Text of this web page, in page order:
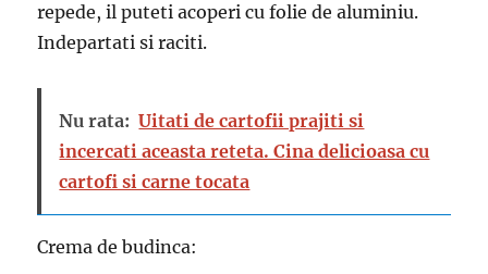
repede, il puteti acoperi cu folie de aluminiu.
Indepartati si raciti.
Nu rata: Uitati de cartofii prajiti si
incercati aceasta reteta. Cina delicioasa cu
cartofi si carne tocata
Crema de budinca: